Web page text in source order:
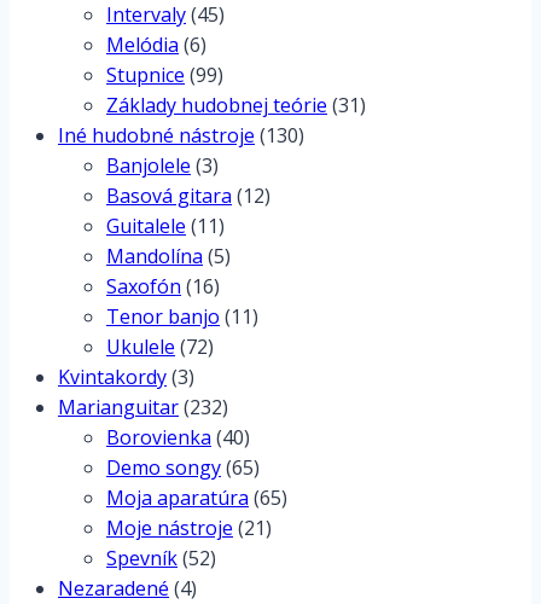
Intervaly(45)
Melódia (6)
Stupnice (99)
Základy hudobnej teórie (31)
Iné hudobné nástroje (130)
Banjolele (3)
Basová gitara (12)
Guitalele (11)
Mandolína (5)
Saxofón (16)
Tenor banjo (11)
Ukulele (72)
Kvintakordy(3)
Marianguitar(232)
Borovienka (40)
Demo songy(65)
Moja aparatúra (65)
Moje nástroje (21)
Spevník(52)
Nezaradené (4)